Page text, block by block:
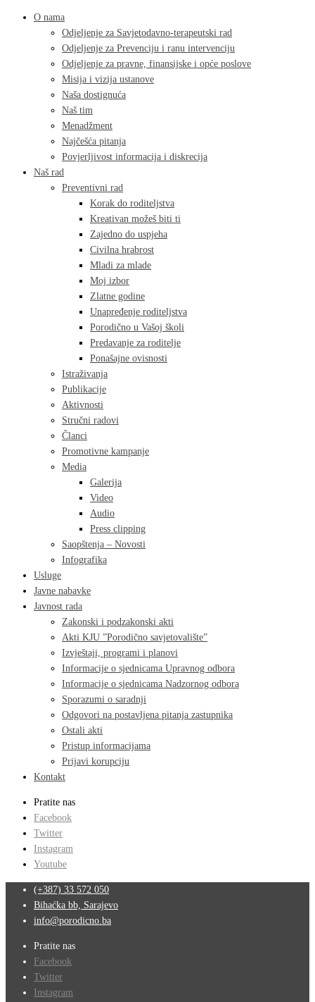
O nama
Odjeljenje za Savjetodavno-terapeutski rad
Odjeljenje za Prevenciju i ranu intervenciju
Odjeljenje za pravne, finansijske i opće poslove
Misija i vizija ustanove
Naša dostignuća
Naš tim
Menadžment
Najčešća pitanja
Povjerljivost informacija i diskrecija
Naš rad
Preventivni rad
Korak do roditeljstva
Kreativan možeš biti ti
Zajedno do uspjeha
Civilna hrabrost
Mladi za mlade
Moj izbor
Zlatne godine
Unapređenje roditeljstva
Porodično u Vašoj školi
Predavanje za roditelje
Ponašajne ovisnosti
Istraživanja
Publikacije
Aktivnosti
Stručni radovi
Članci
Promotivne kampanje
Media
Galerija
Video
Audio
Press clipping
Saopštenja – Novosti
Infografika
Usluge
Javne nabavke
Javnost rada
Zakonski i podzakonski akti
Akti KJU ”Porodično savjetovalište”
Izvještaji, programi i planovi
Informacije o sjednicama Upravnog odbora
Informacije o sjednicama Nadzornog odbora
Sporazumi o saradnji
Odgovori na postavljena pitanja zastupnika
Ostali akti
Pristup informacijama
Prijavi korupciju
Kontakt
Pratite nas
Facebook
Twitter
Instagram
Youtube
(+387) 33 572 050
Bihaćka bb, Sarajevo
info@porodicno.ba
Pratite nas
Facebook
Twitter
Instagram